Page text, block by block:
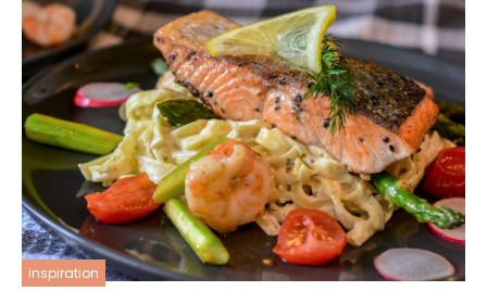
inspiration